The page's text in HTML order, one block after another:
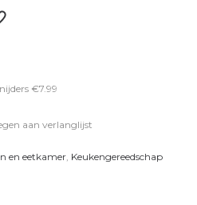
€7.99
aan verlanglijst
en eetkamer, Keukengereedschap